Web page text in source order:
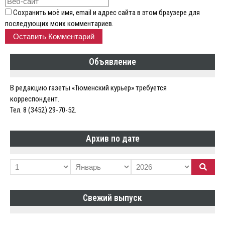
Сохранить моё имя, email и адрес сайта в этом браузере для
последующих моих комментариев.
Объявление
В редакцию газеты «Тюменский курьер» требуется
корреспондент.
Тел. 8 (3452) 29-70-52.
Архив по дате
Свежий выпуск